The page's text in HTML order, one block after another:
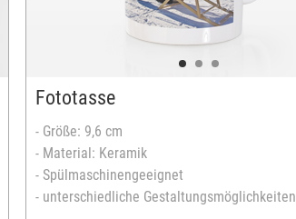
Fototasse
- Größe: 9,6 cm
- Material: Keramik
- Spülmaschinengeeignet
- unterschiedliche Gestaltungsmöglichkeiten